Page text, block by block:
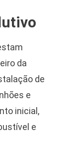
da
de
e
inicial,
e